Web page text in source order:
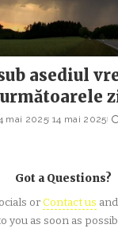
asediul
mai 2025 14 mai 2025
Got a Questions?
orContact us
you as soon as